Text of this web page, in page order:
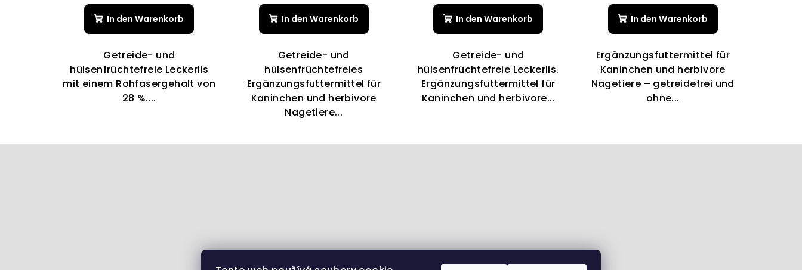
durchschnittliche
Produktbewertung
ist
5,0
von
5
Sternen.
In den Warenkorb
Getreide- und
hülsenfrüchtefreie Leckerlis
mit einem Rohfasergehalt von
28 %....
durchschnittliche
Produktbewertung
ist
5,0
von
5
Sternen.
In den Warenkorb
Getreide- und
hülsenfrüchtefreies
Ergänzungsfuttermittel für
Kaninchen und herbivore
Nagetiere...
durchschnittliche
Produktbewertung
ist
5,0
von
5
Sternen.
In den Warenkorb
Getreide- und
hülsenfrüchtefreie Leckerlis.
Ergänzungsfuttermittel für
Kaninchen und herbivore...
durchschnittliche
Produktbewertung
ist
5,0
von
5
Sternen.
In den Warenkorb
Ergänzungsfuttermittel für
Kaninchen und herbivore
Nagetiere – getreidefrei und
ohne...